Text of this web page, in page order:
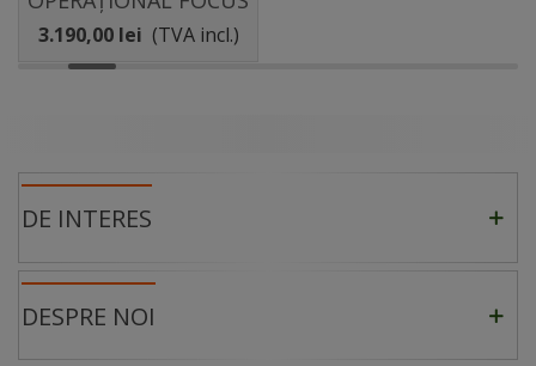
ML0
3.190,00 lei (TVA incl.)
DE INTERES
DESPRE NOI